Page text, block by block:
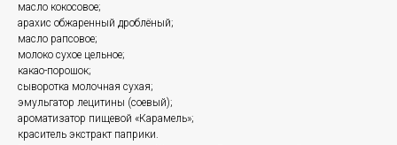
масло кокосовое;
арахис обжаренный дроблёный;
масло рапсовое;
молоко сухое цельное;
какао-порошок;
сыворотка молочная сухая;
эмульгатор лецитины (соевый);
ароматизатор пищевой «Карамель»;
краситель экстракт паприки.